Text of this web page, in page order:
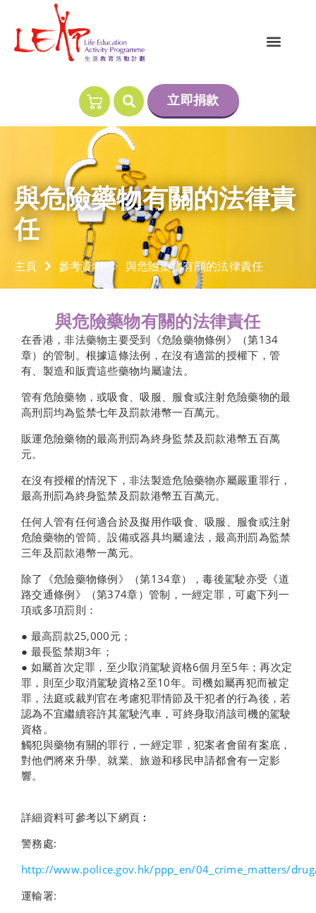
立即捐款
與危險藥物有關的法律責
任
主頁 參考資料 與危險藥物有關的法律責任
與危險藥物有關的法律責任
在香港，非法藥物主要受到《危險藥物條例》（第134
章）的管制。根據這條法例，在沒有適當的授權下，管
有、製造和販賣這些藥物均屬違法。
管有危險藥物，或吸食、吸服 、服食或注射危險藥物的最
高刑罰均為監禁七年及罰款港幣一百萬元。
販運危險藥物的最高刑罰為終身監禁及罰款港幣五百萬
元。
在沒有授權的情況下，非法製造危險藥物亦屬嚴重罪行，
最高刑罰為終身監禁及罰款港幣五百萬元。
任何人管有任何適合於及擬用作吸食、吸服 、服食或注射
危險藥物的管筒 、設備或器具均屬違法 ，最高刑罰為監禁
三年及罰款港幣一萬元。
除了《危險藥物條例》（第134章），毒後駕駛亦受《道
路交通條例》（第374章）管制，一經定罪，可處下列一
項或多項罰則：
● 最高罰款25,000元；
● 最長監禁期3年；
● 如屬首次定罪，至少取消駕駛資格6個月至5年；再次定
罪，則至少取消駕駛資格2至10年。司機如屬再犯而被定
罪，法庭或裁判官在考慮犯罪情節及干犯者的行為後，若
認為不宜繼續容許其駕駛汽車，可終身取消該司機的駕駛
資格。
觸犯與藥物有關的罪行，一經定罪，犯案者會留有案底，
對他們將來升學、就業、旅遊和移民申請都會有一定影
響。
詳細資料可參考以下網頁︰
警務處:
http://www.police.gov.hk/ppp_en/04_crime_matters/
運輸署: